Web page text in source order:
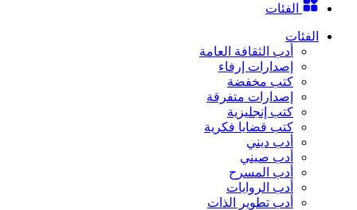
الفئات
الفئات
أدب الثقافة العامة
إصدارات إرفاء
كتب مخفضة
إصدارات متفرقة
كتب إنجليزية
كتب قضايا فكرية
أدب ديني
أدب صيني
أدب المسرح
أدب الروايات
أدب تطوير الذات